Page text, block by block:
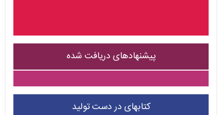
پیشنهادهای دریافت شده
کتابهای در دست تولید